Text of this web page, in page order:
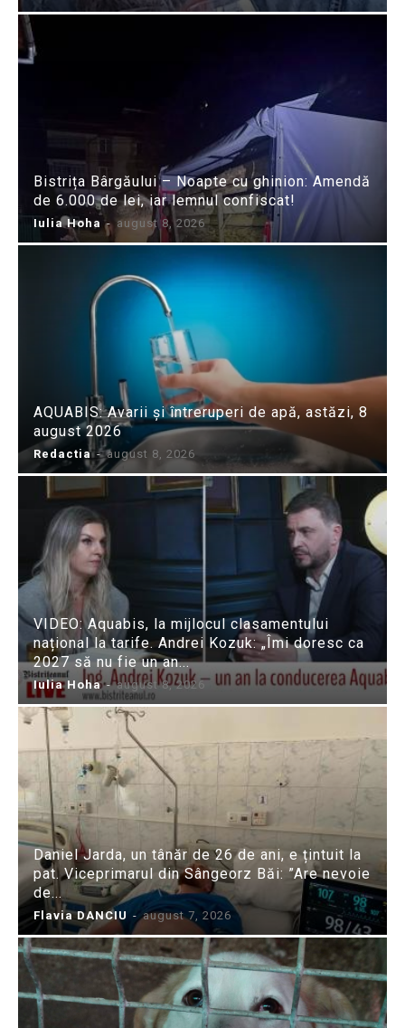
Bistrița Bârgăului – Noapte cu ghinion: Amendă
de 6.000 de lei, iar lemnul confiscat!
Iulia Hoha - august 8, 2026
AQUABIS: Avarii și întreruperi de apă, astăzi, 8
august 2026
Redactia - august 8, 2026
VIDEO: Aquabis, la mijlocul clasamentului
național la tarife. Andrei Kozuk: „Îmi doresc ca
2027 să nu fie un an...
Iulia Hoha - august 8, 2026
Daniel Jarda, un tânăr de 26 de ani, e țintuit la
pat. Viceprimarul din Sângeorz Băi: ”Are nevoie
de...
Flavia DANCIU - august 7, 2026